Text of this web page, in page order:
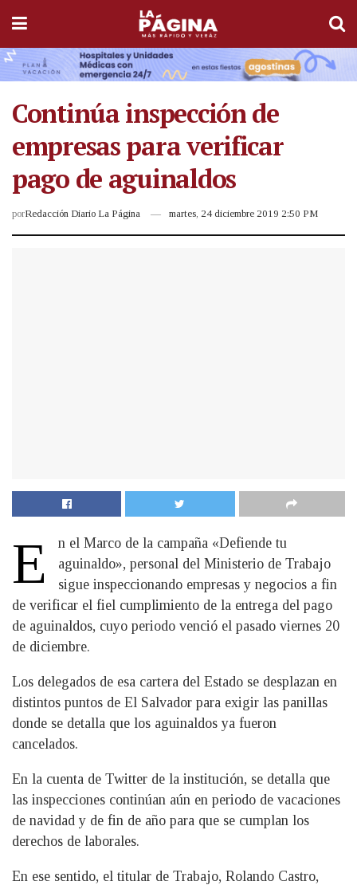
Continúa inspección de
empresas para verificar
pago de aguinaldos
porRedacción Diario La Página martes, 24 diciembre 2019 2:50 PM
E
n el Marco de la campaña «Defiende tu
aguinaldo», personal del Ministerio de Trabajo
sigue inspeccionando empresas y negocios a fin
de verificar el fiel cumplimiento de la entrega del pago
de aguinaldos, cuyo periodo venció el pasado viernes 20
de diciembre.
Los delegados de esa cartera del Estado se desplazan en
distintos puntos de El Salvador para exigir las panillas
donde se detalla que los aguinaldos ya fueron
cancelados.
En la cuenta de Twitter de la institución, se detalla que
las inspecciones continúan aún en periodo de vacaciones
de navidad y de fin de año para que se cumplan los
derechos de laborales.
En ese sentido, el titular de Trabajo, Rolando Castro,